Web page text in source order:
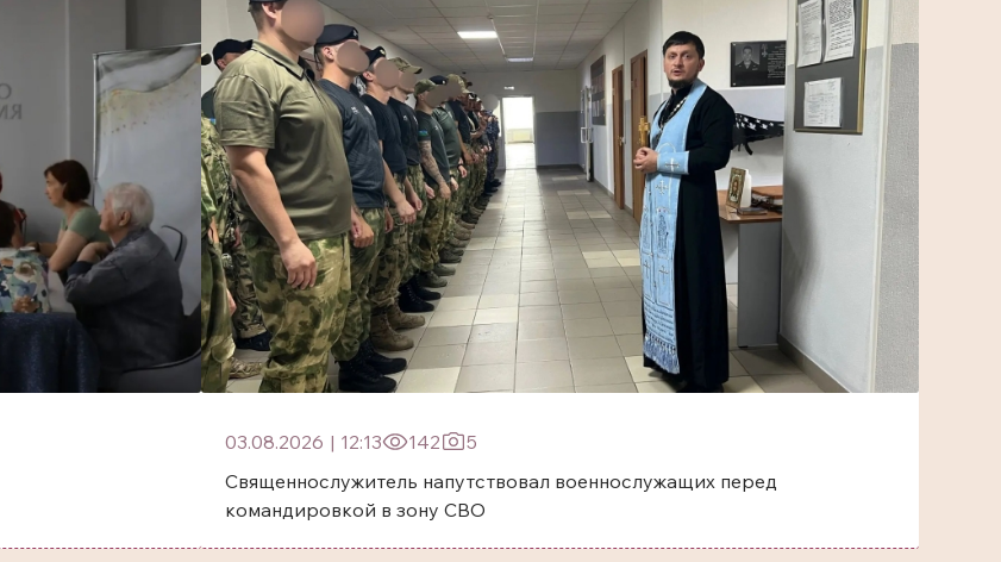
03.08.2026 | 12:13 142
5
Священнослужитель напутствовал военнослужащих перед
командировкой в зону СВО